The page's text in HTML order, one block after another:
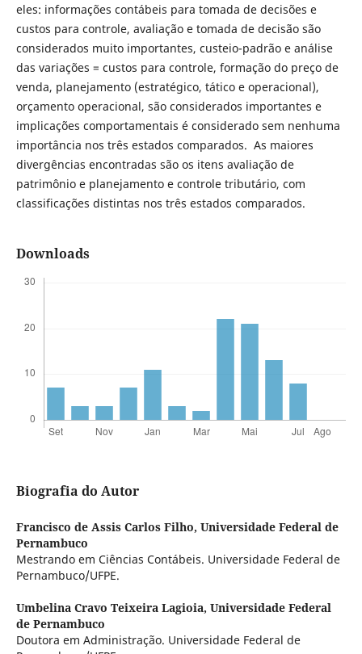
eles: informações contábeis para tomada de decisões e
custos para controle, avaliação e tomada de decisão são
considerados muito importantes, custeio-padrão e análise
das variações = custos para controle, formação do preço de
venda, planejamento (estratégico, tático e operacional),
orçamento operacional, são considerados importantes e
implicações comportamentais é considerado sem nenhuma
importância nos três estados comparados. As maiores
divergências encontradas são os itens avaliação de
patrimônio e planejamento e controle tributário, com
classificações distintas nos três estados comparados.
Downloads
Biografia do Autor
Francisco de Assis Carlos Filho, Universidade Federal de
Pernambuco
Mestrando em Ciências Contábeis. Universidade Federal de
Pernambuco/UFPE.
Umbelina Cravo Teixeira Lagioia, Universidade Federal
de Pernambuco
Doutora em Administração. Universidade Federal de